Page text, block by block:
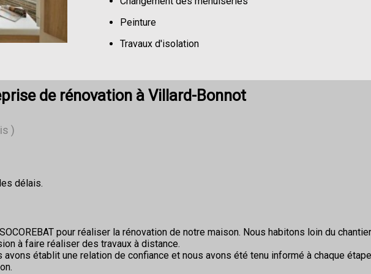
Peinture
Travaux d'isolation
de rénovation à Villard-Bonnot
)
délais.
pour réaliser la rénovation de notre maison. Nous habitons loin du
à faire réaliser des travaux à distance.
avons établit une relation de confiance et nous avons été tenu informé à chaque